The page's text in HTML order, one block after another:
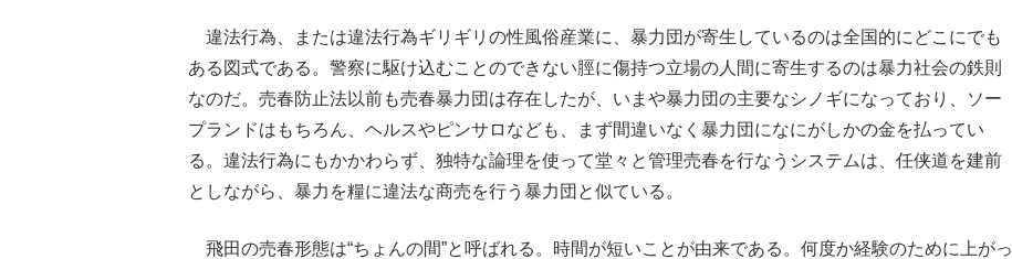
違法行為、または違法行為ギリギリの性風俗産業に、暴力団が寄生しているのは全国的にどこにでも
ある図式である。警察に駆け込むことのできない脛に傷持つ立場の人間に寄生するのは暴力社会の鉄則
なのだ。売春防止法以前も売春暴力団は存在したが、いまや暴力団の主要なシノギになっており、ソー
プランドはもちろん、ヘルスやピンサロなども、まず間違いなく暴力団になにがしかの金を払ってい
る。違法行為にもかかわらず、独特な論理を使って堂々と管理売春を行なうシステムは、任侠道を建前
としながら、暴力を糧に違法な商売を行う暴力団と似ている。
飛田の売春形態は“ちょんの間”と呼ばれる。時間が短いことが由来である。何度か経験のために上がっ